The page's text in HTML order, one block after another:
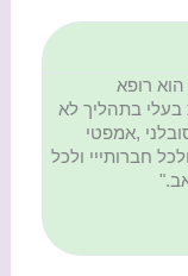
רופא
בעלי בתהליך לא
,אמפטי
חברותייי ולכל